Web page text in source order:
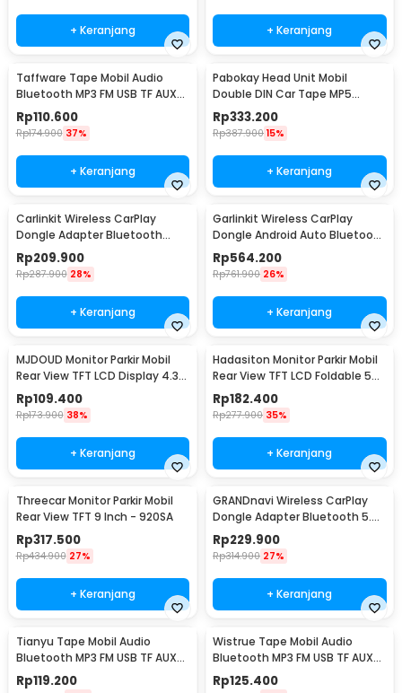
+ Keranjang + Keranjang
Taffware Tape Mobil Audio
Bluetooth MP3 FM USB TF AUX
12V 60W - JSD-520
Rp110.600
Rp174.900 37%
+ Keranjang
Pabokay Head Unit Mobil
Double DIN Car Tape MP5
Player Plug ISO 7 Inch - 7018B
Rp333.200
Rp387.900 15%
+ Keranjang
Carlinkit Wireless CarPlay
Dongle Adapter Bluetooth
Head Unit - CPC200-U2W Mini
Rp209.900
Rp287.900 28%
+ Keranjang
Garlinkit Wireless CarPlay
Dongle Android Auto Bluetooth
Mic Version - CPC200-CCPA
Rp564.200
Rp761.900 26%
+ Keranjang
MJDOUD Monitor Parkir Mobil
Rear View TFT LCD Display 4.3
Inch - 433
Rp109.400
Rp173.900 38%
+ Keranjang
Hadasiton Monitor Parkir Mobil
Rear View TFT LCD Foldable 5
Inch - HT5
Rp182.400
Rp277.900 35%
+ Keranjang
Threecar Monitor Parkir Mobil
Rear View TFT 9 Inch - 920SA
Rp317.500
Rp434.900 27%
+ Keranjang
GRANDnavi Wireless CarPlay
Dongle Adapter Bluetooth 5.0
iPhone Only - CP-101
Rp229.900
Rp314.900 27%
+ Keranjang
Tianyu Tape Mobil Audio
Bluetooth MP3 FM USB TF AUX
Wireless 12V 60W - 618
Rp119.200
Wistrue Tape Mobil Audio
Bluetooth MP3 FM USB TF AUX
60W - 2219
Rp125.400